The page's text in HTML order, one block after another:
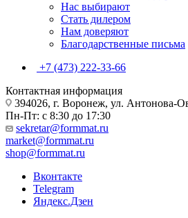
Нас выбирают
Стать дилером
Нам доверяют
Благодарственные письма
+7 (473) 222-33-66
Контактная информация
394026, г. Воронеж, ул. Антонова-
Пн-Пт: с 8:30 до 17:30
sekretar@formmat.ru
market@formmat.ru
shop@formmat.ru
Вконтакте
Telegram
Яндекс.Дзен